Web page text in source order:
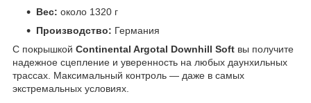
Вес: около 1320 г
Производство: Германия
С покрышкой Continental Argotal Downhill Soft вы получите
надежное сцепление и уверенность на любых даунхильных
трассах. Максимальный контроль — даже в самых
экстремальных условиях.